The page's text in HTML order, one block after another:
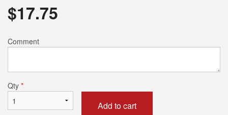
$17.75
Comment
Qty *
Add to cart